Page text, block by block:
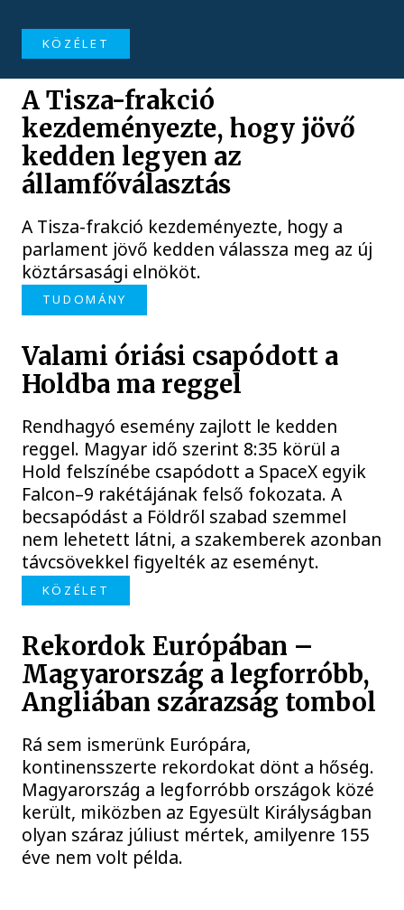
KÖZÉLET
A Tisza-frakció
kezdeményezte, hogy jövő
kedden legyen az
államfőválasztás
A Tisza-frakció kezdeményezte, hogy a
parlament jövő kedden válassza meg az új
köztársasági elnököt.
TUDOMÁNY
Valami óriási csapódott a
Holdba ma reggel
Rendhagyó esemény zajlott le kedden
reggel. Magyar idő szerint 8:35 körül a
Hold felszínébe csapódott a SpaceX egyik
Falcon–9 rakétájának felső fokozata. A
becsapódást a Földről szabad szemmel
nem lehetett látni, a szakemberek azonban
távcsövekkel figyelték az eseményt.
KÖZÉLET
Rekordok Európában –
Magyarország a legforróbb,
Angliában szárazság tombol
Rá sem ismerünk Európára,
kontinensszerte rekordokat dönt a hőség.
Magyarország a legforróbb országok közé
került, miközben az Egyesült Királyságban
olyan száraz júliust mértek, amilyenre 155
éve nem volt példa.